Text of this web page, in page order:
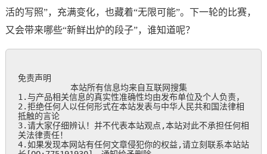
活的写照”，充满变化，也藏着“无限可能”。下一轮的比赛，
又会带来哪些“新鲜出炉的段子”，谁知道呢？
免责声明
本站所有信息均来自互联网搜集
1.与产品相关信息的真实性准确性均由发布单位及个人负责，
2.拒绝任何人以任何形式在本站发表与中华人民共和国法律相
抵触的言论
3.请大家仔细辨认！并不代表本站观点,本站对此不承担任何相
关法律责任！
4.如果发现本网站有任何文章侵犯你的权益,请立刻联系本站站